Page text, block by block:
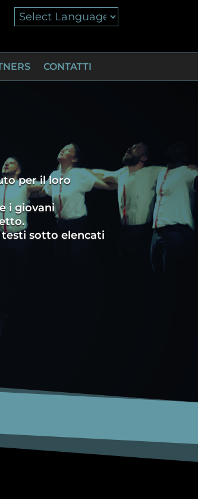
CONTATTI
per il loro
i giovani
testi sotto elencati